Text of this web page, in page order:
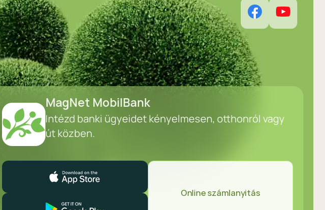
MagNet MobilBank
Intézd banki ügyeidet kényelmesen, otthonról vagy
út közben.
Online számlanyitás